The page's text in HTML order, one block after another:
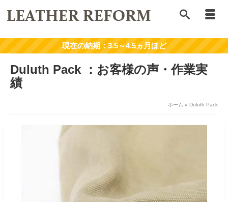
Duluth Pack
ホーム » Duluth Pack